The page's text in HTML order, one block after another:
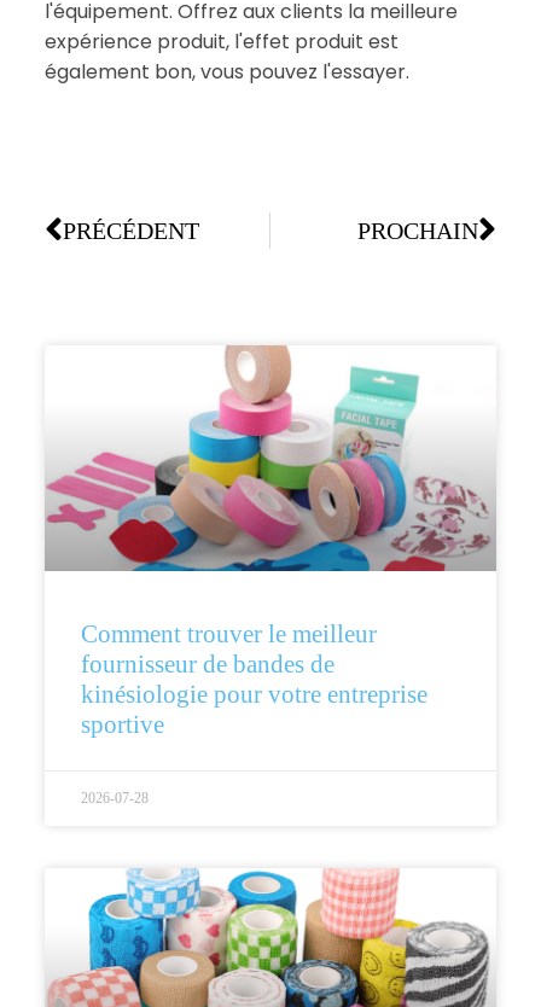
l'équipement. Offrez aux clients la meilleure
expérience produit, l'effet produit est
également bon, vous pouvez l'essayer.
PRÉCÉDENT PROCHAIN
Comment trouver le meilleur
fournisseur de bandes de
kinésiologie pour votre entreprise
sportive
2026-07-28